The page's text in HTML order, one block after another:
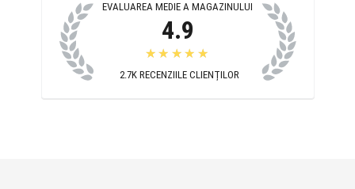
EVALUAREA MEDIE A MAGAZINULUI
4.9
★★★★★
2.7K RECENZIILE CLIENȚILOR